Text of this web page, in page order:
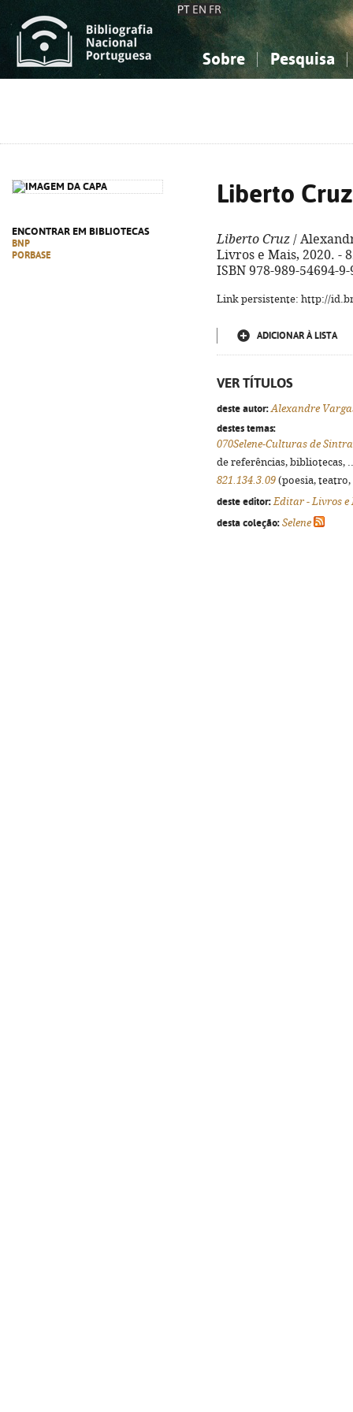
PT EN FR
Sobre Pesquisa
ENCONTRAR EM BIBLIOTECAS
BNP
PORBASE
Liberto Cruz
Liberto Cruz /
Livros e Mais, 2020. -
ISBN 978-989-54694-9-
Link persistente: http://
ADICIONAR À LISTA
VER TÍTULOS
deste autor: Alexandre
destes temas:
070Selene-Culturas de
de referências, bibliotecas,
821.134.3.09 (poesia,
deste editor: Editar - Livros e
desta coleção: Selene